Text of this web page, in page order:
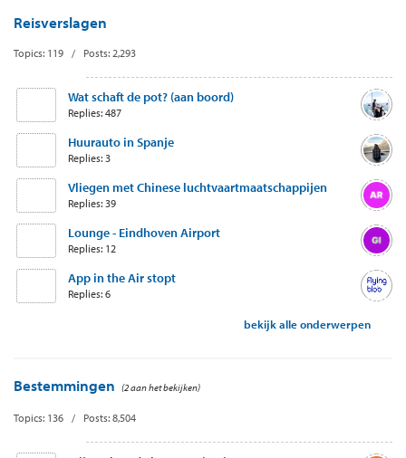
Reisverslagen
Topics: 119 / Posts: 2,293
Wat schaft de pot? (aan boord)
Replies: 487
Huurauto in Spanje
Replies: 3
Vliegen met Chinese luchtvaartmaatschappijen
Replies: 39
Lounge - Eindhoven Airport
Replies: 12
App in the Air stopt
Replies: 6
bekijk alle onderwerpen
Bestemmingen (2 aan het bekijken)
Topics: 136 / Posts: 8,504